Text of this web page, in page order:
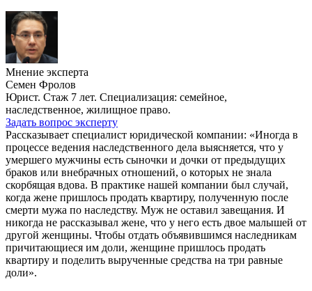
Мнение эксперта
Семен Фролов
Юрист. Стаж 7 лет. Специализация: семейное,
наследственное, жилищное право.
Задать вопрос эксперту
Рассказывает специалист юридической компании: «Иногда в
процессе ведения наследственного дела выясняется, что у
умершего мужчины есть сыночки и дочки от предыдущих
браков или внебрачных отношений, о которых не знала
скорбящая вдова. В практике нашей компании был случай,
когда жене пришлось продать квартиру, полученную после
смерти мужа по наследству. Муж не оставил завещания. И
никогда не рассказывал жене, что у него есть двое малышей от
другой женщины. Чтобы отдать объявившимся наследникам
причитающиеся им доли, женщине пришлось продать
квартиру и поделить вырученные средства на три равные
доли».